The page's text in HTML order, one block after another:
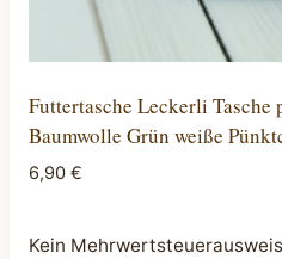
Futtertasche Leckerli
Baumwolle Grün weiße
6,90 €
Kein